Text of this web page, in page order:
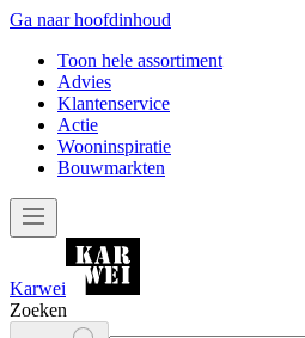
Ga naar hoofdinhoud
Toon hele assortiment
Advies
Klantenservice
Actie
Wooninspiratie
Bouwmarkten
Karwei
Zoeken